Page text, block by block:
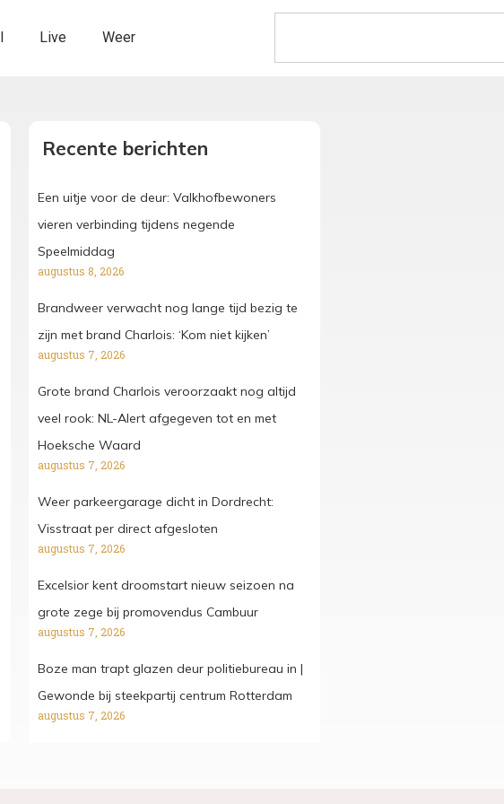
Live Weer
Recente berichten
Een uitje voor de deur: Valkhofbewoners
vieren verbinding tijdens negende
Speelmiddag
augustus 8, 2026
Brandweer verwacht nog lange tijd bezig te
zijn met brand Charlois: ‘Kom niet kijken’
augustus 7, 2026
Grote brand Charlois veroorzaakt nog altijd
veel rook: NL-Alert afgegeven tot en met
Hoeksche Waard
augustus 7, 2026
Weer parkeergarage dicht in Dordrecht:
Visstraat per direct afgesloten
augustus 7, 2026
Excelsior kent droomstart nieuw seizoen na
grote zege bij promovendus Cambuur
augustus 7, 2026
Boze man trapt glazen deur politiebureau in |
Gewonde bij steekpartij centrum Rotterdam
augustus 7, 2026